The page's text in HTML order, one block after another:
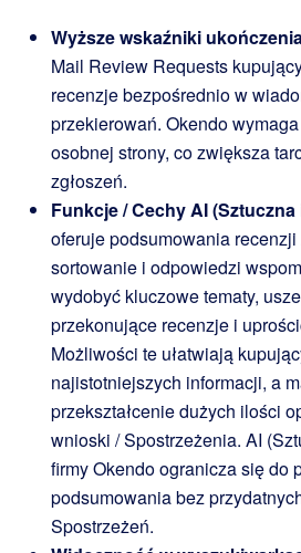
Wyższe wskaźniki
Mail Review Requests
recenzje bezpośrednio w
przekierowań. Okendo
osobnej strony, co zwiększa
zgłoszeń.
Funkcje / Cechy AI
oferuje podsumowania
sortowanie i odpowiedzi
wydobyć kluczowe tematy,
przekonujące recenzje i
Możliwości te ułatwiają
najistotniejszych informacji, a
przekształcenie dużych ilości
wnioski / Spostrzeżenia. AI
firmy Okendo ogranicza się do
podsumowania bez
Spostrzeżeń.